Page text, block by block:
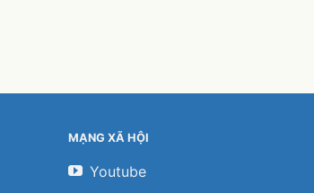
MẠNG XÃ HỘI
Youtube